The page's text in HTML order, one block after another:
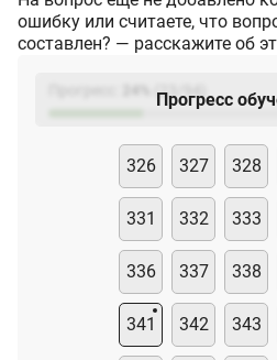
ошибку или считаете, что
составлен? — расскажите об
(23
Прогресс
326 327 328
331 332 333
336 337 338
341 342 343